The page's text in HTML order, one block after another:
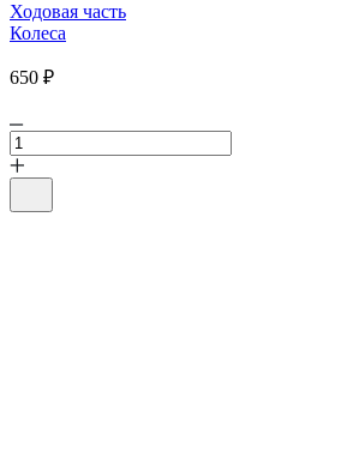
Ходовая часть
Колеса
650 ₽